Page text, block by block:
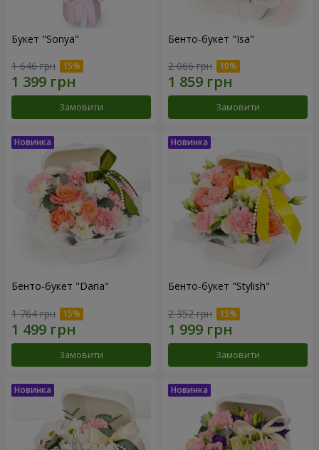
Букет "Sonya"
1 646 грн
Замовити
Бенто-букет "Isa"
2 066 грн
Замовити
Бенто-букет "Daria"
1 764 грн
Замовити
Бенто-букет "Stylish"
2 352 грн
Замовити